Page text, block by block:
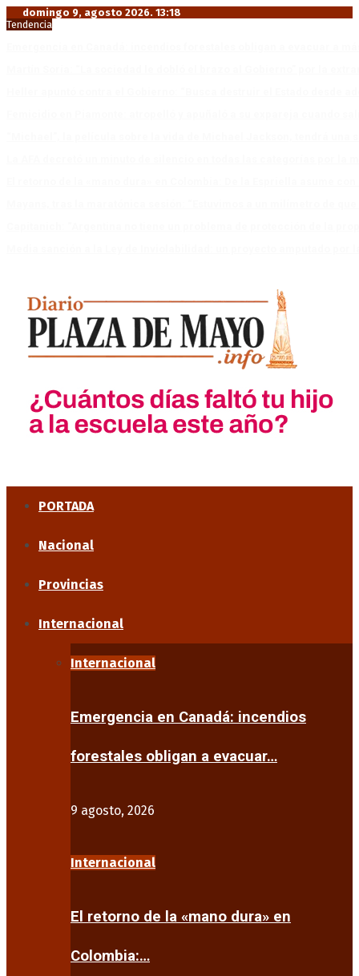
domingo 9, agosto 2026. 13:18
Tendencia
PORTADA
Nacional
Provincias
Internacional
Internacional
Emergencia en Canadá: incendios
forestales obligan a evacuar…
9 agosto, 2026
Internacional
El retorno de la «mano dura» en
Colombia:…